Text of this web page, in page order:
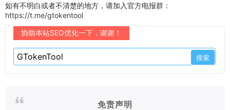
如有不明白或者不清楚的地方，请加入官方电报群：
https://t.me/gtokentool
协助本站SEO优化一下，谢谢！
免责声明